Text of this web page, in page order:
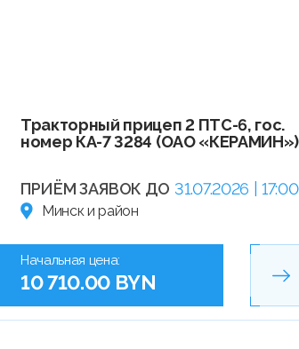
Тракторный прицеп 2 ПТС-6, гос.
номер КА-7 3284 (ОАО «КЕРАМИН»)
ПРИЁМ ЗАЯВОК ДО 31.07.2026 | 17:00
Минск и район
Начальная цена:
10 710.00 BYN